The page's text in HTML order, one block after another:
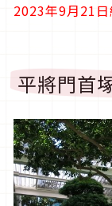
2023年9月21
平將門首